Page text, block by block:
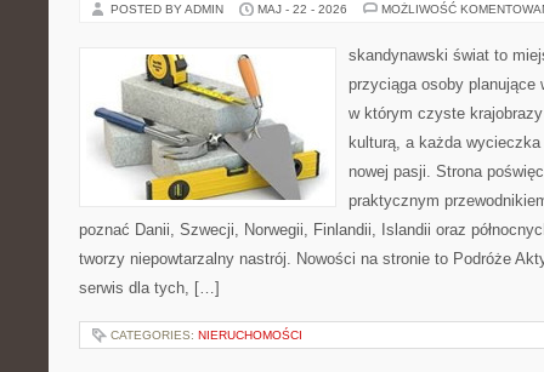
POSTED BY ADMIN MAJ - 22 - 2026 MOŻLIWOŚĆ
skandynawski świat to
przyciąga osoby planujące
w którym czyste
kulturą, a każda
nowej pasji. Strona
praktycznym
poznać Danii, Szwecji, Norwegii, Finlandii, Islandii oraz
tworzy niepowtarzalny nastrój. Nowości na stronie to Podróże
serwis dla tych, […]
CATEGORIES: NIERUCHOMOŚCI